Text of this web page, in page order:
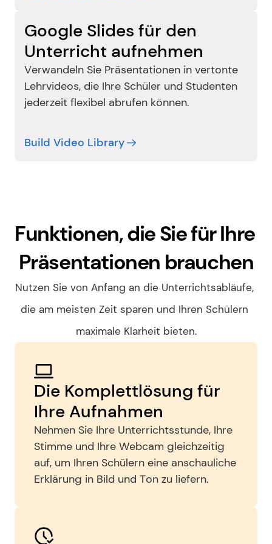
Google Slides für den
Unterricht aufnehmen
Verwandeln Sie Präsentationen in vertonte
Lehrvideos, die Ihre Schüler und Studenten
jederzeit flexibel abrufen können.
Build Video Library
Funktionen, die Sie für Ihre
Präsentationen brauchen
Nutzen Sie von Anfang an die Unterrichtsabläufe,
die am meisten Zeit sparen und Ihren Schülern
maximale Klarheit bieten.
Die Komplettlösung für
Ihre Aufnahmen
Nehmen Sie Ihre Unterrichtsstunde, Ihre
Stimme und Ihre Webcam gleichzeitig
auf, um Ihren Schülern eine anschauliche
Erklärung in Bild und Ton zu liefern.